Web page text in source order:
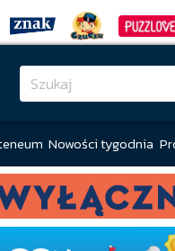
Nowości tygodnia